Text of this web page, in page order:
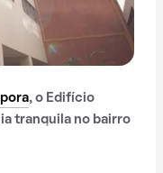
, o Edifício
tranquila no bairro